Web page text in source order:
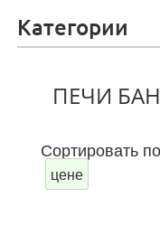
Категории
ПЕЧИ
Сортировать
цене